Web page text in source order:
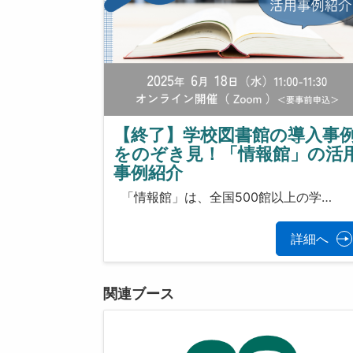
【終了】学校図書館の導入事
をのぞき見！「情報館」の活
事例紹介
「情報館」は、全国500館以上の学…
詳細へ
関連ブース